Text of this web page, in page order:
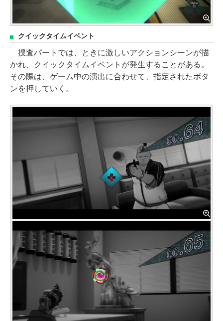
クイックタイムイベント
捜査パートでは、ときに激しいアクションシーンが描
かれ、クイックタイムイベントが発生することがある。
その際は、ゲーム中の演出に合わせて、指定されたボタ
ンを押していく。